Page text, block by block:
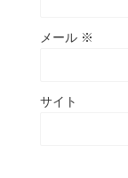
メール ※
サイト